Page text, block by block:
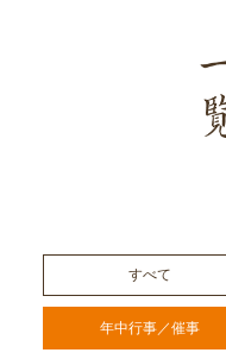
すべて
年中行事／催事